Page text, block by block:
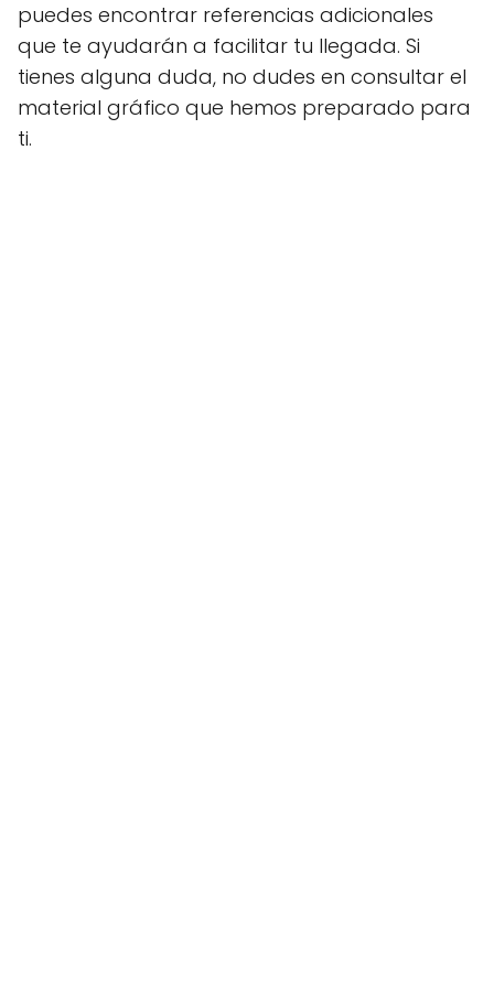
puedes encontrar referencias adicionales
que te ayudarán a facilitar tu llegada. Si
tienes alguna duda, no dudes en consultar el
material gráfico que hemos preparado para
ti.